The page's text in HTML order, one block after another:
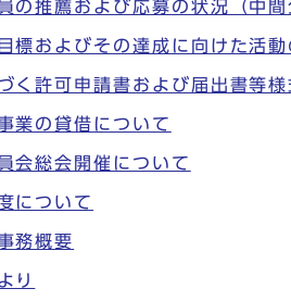
の推薦および応募の状況（中間
標およびその達成に向けた活
く許可申請書および届出書等様
業の貸借について
会総会開催について
について
務概要
り